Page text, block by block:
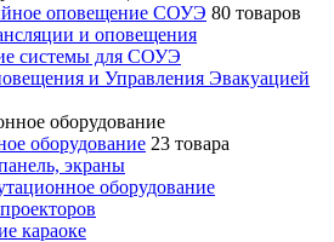
оповещение СОУЭ 80 товаров
и оповещения
системы для СОУЭ
и Управления Эвакуацией
оборудование 23 товара
экраны
оборудование
караоке